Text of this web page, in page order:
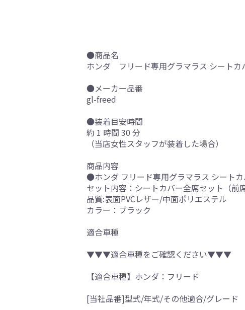
●商品名
ホンダ フリード専用グラマラス シートカ
●メーカー品番
gl-freed
●装着目安時間
約 1 時間 30 分
（当店女性スタッフが装着した場合）
商品内容
●ホンダ フリード専用グラマラス シートカ
セット内容：シートカバー全席セット（前
品質:表面PVCレザー/中面ポリエステル
カラー：ブラック
適合車種
▼▼▼適合車種をご確認ください▼▼▼
【適合車種】ホンダ：フリード
[当社品番]型式/年式/その他適合/グレード